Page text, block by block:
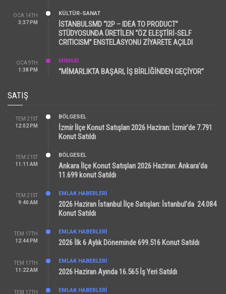
OCA 14TH
3:37 PM
KÜLTÜR-SANAT
İSTANBULSMD “I2P – IDEA TO PRODUCT”
STÜDYOSUNDA ÜRETİLEN “ÖZ ELEŞTİRİ-SELF
CRITICISM” ENSTELASYONU ZİYARETE AÇILDI
OCA 9TH
1:38 PM
MİMARİ
“MİMARLIKTA BAŞARI, İŞ BİRLİĞİNDEN GEÇİYOR”
SATIŞ
TEM 21ST
12:02 PM
BÖLGESEL
İzmir İlçe Konut Satışları 2026 Haziran: İzmir’de 7.791
Konut Satıldı
TEM 21ST
11:11 AM
BÖLGESEL
Ankara İlçe Konut Satışları 2026 Haziran: Ankara’da
11.699 konut Satıldı
TEM 21ST
9:40 AM
EMLAK HABERLERI
2026 Haziran İstanbul İlçe Satışları: İstanbul’da 24.084
Konut Satıldı
TEM 17TH
12:44 PM
EMLAK HABERLERI
2026 İlk 6 Aylık Döneminde 699.516 Konut Satıldı
TEM 17TH
11:22 AM
EMLAK HABERLERI
2026 Haziran Ayında 16.565 İş Yeri Satıldı
TEM 17TH EMLAK HABERLERI